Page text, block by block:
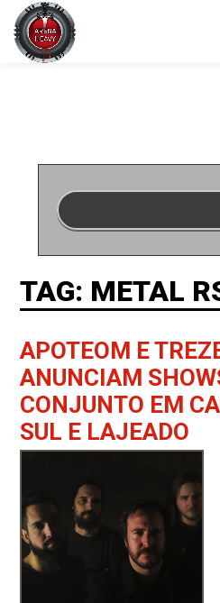
TAG: METAL
APOTEOM E
ANUNCIAM
CONJUNTO EM
SUL E LAJEADO